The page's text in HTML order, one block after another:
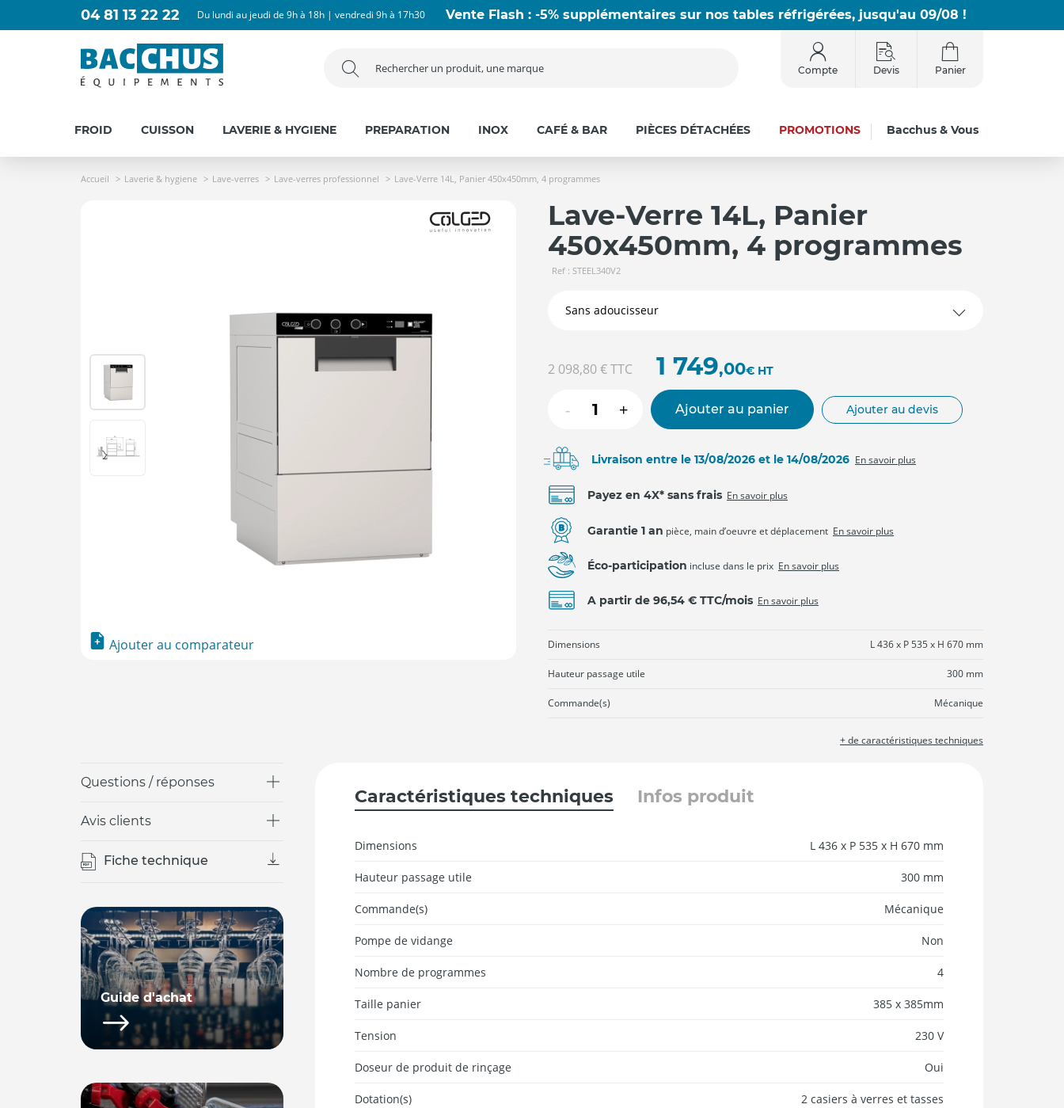
04 81 13 22 22 Du lundi au jeudi de 9h à 18h | vendredi 9h à 17h30 Vente Flash : -5% supplémentaires sur nos tables réfrigérées, jusqu'au 09/08 !
Compte Devis Panier
FROID CUISSON LAVERIE & HYGIENE PREPARATION INOX CAFÉ & BAR PIÈCES DÉTACHÉES PROMOTIONS Bacchus & Vous
Accueil Laverie & hygiene Lave-verres Lave-verres professionnel Lave-Verre 14L, Panier 450x450mm, 4 programmes
Ajouter au comparateur
Lave-Verre 14L, Panier
450x450mm, 4 programmes
Ref : STEEL340V2
2 098,80 €TTC 1 749,00€ HT
- + Ajouter au panier Ajouter au devis
Livraison entre le 13/08/2026 et le 14/08/2026 En savoir plus
Payez en 4X* sans frais En savoir plus
Garantie 1 an pièce, main d’oeuvre et déplacement En savoir plus
Éco-participation incluse dans le prix En savoir plus
A partir de 96,54 € TTC/mois En savoir plus
Dimensions L 436 x P 535 x H 670 mm
Hauteur passage utile 300 mm
Commande(s) Mécanique
+ de caractéristiques techniques
Questions / réponses
Avis clients
Fiche technique
Guide d'achat
Comment choisir son lave-
verres professionnel ?
Caractéristiques techniques Infos produit
Dimensions L 436 x P 535 x H 670 mm
Hauteur passage utile 300 mm
Commande(s) Mécanique
Pompe de vidange Non
Nombre de programmes 4
Taille panier 385 x 385mm
Tension 230 V
Doseur de produit de rinçage Oui
Dotation(s) 2 casiers à verres et tasses